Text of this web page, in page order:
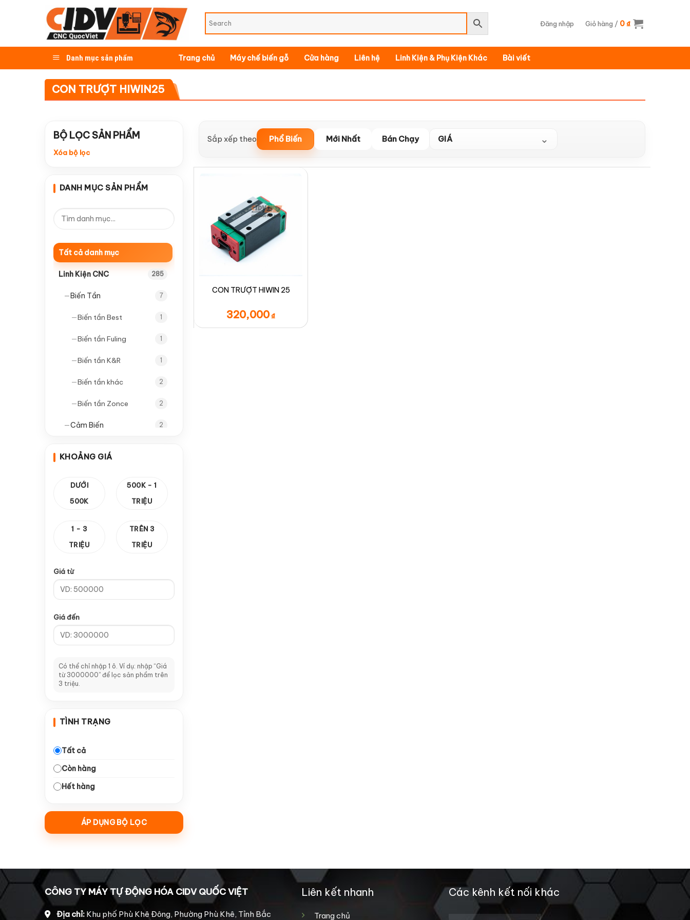
Đăng nhập Giỏ hàng / 0₫
Danh mục sản phẩm Trang chủ Máy chế biến gỗ Cửa hàng Liên hệ Linh Kiện & Phụ Kiện Khác Bài viết
CON TRƯỢT HIWIN25
BỘ LỌC SẢN PHẨM
Xóa bộ lọc
DANH MỤC SẢN PHẨM
Tất cả danh mục
Linh Kiện CNC 285
—Biến Tần 7
—Biến tần Best 1
—Biến tần Fuling 1
—Biến tần K&R 1
—Biến tần khác 2
—Biến tần Zonce 2
—Cảm Biến 2
Thanh răng & Hộp Số
—Thanh răng
—
—Card V5 1
—Card V8
— Card V9
—Tay cầm A11 2
—Dao CNC & Đầu Kẹp
— Dao Tideway
—Collet giữ dao
— Dao đục gỗ
—Dao ngành quảng cáo
—Động Cơ & Driver 21
—Động cơ bước 860 5
— Động cơ Leadshine
HBS 758
1
—Động cơ Leadshine
4
KHOẢNG GIÁ
DƯỚI
500K
500K - 1
TRIỆU
1 - 3
TRIỆU
TRÊN 3
TRIỆU
Giá từ
Giá đến
Có thể chỉ nhập 1 ô. Ví dụ: nhập “Giá
từ 3000000” để lọc sản phẩm trên
3 triệu.
TÌNH TRẠNG
Tất cả
Còn hàng
Hết hàng
ÁP DỤNG BỘ LỌC
Sắp xếp theo Phổ Biến Mới Nhất Bán Chạy GIÁ ⌄
CON TRƯỢT HIWIN 25
320,000₫
CÔNG TY MÁY TỰ ĐỘNG HÓA CIDV QUỐC VIỆT
Địa chỉ: Khu phố Phù Khê Đông, Phường Phù Khê, Tỉnh Bắc
Liên kết nhanh
Trang chủ
Các kênh kết nối khác